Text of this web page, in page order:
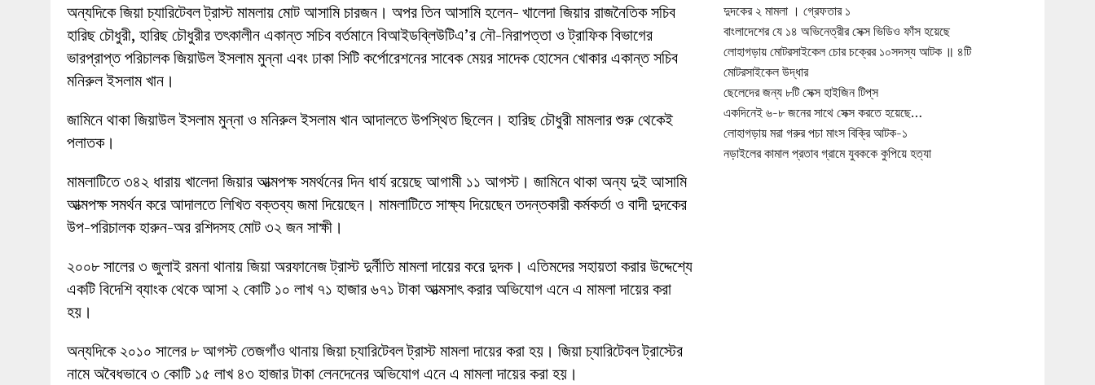
অন্যদিকে জিয়া চ্যারিটেবল ট্রাস্ট মামলায় মোট আসামি চারজন। অপর তিন আসামি হলেন- খালেদা জিয়ার রাজনৈতিক সচিব
হারিছ চৌধুরী, হারিছ চৌধুরীর তৎকালীন একান্ত সচিব বর্তমানে বিআইডব্লিউটিএ’র নৌ-নিরাপত্তা ও ট্রাফিক বিভাগের
ভারপ্রাপ্ত পরিচালক জিয়াউল ইসলাম মুন্না এবং ঢাকা সিটি কর্পোরেশনের সাবেক মেয়র সাদেক হোসেন খোকার একান্ত সচিব
মনিরুল ইসলাম খান।
জামিনে থাকা জিয়াউল ইসলাম মুন্না ও মনিরুল ইসলাম খান আদালতে উপস্থিত ছিলেন। হারিছ চৌধুরী মামলার শুরু থেকেই
পলাতক।
মামলাটিতে ৩৪২ ধারায় খালেদা জিয়ার আত্মপক্ষ সমর্থনের দিন ধার্য রয়েছে আগামী ১১ আগস্ট। জামিনে থাকা অন্য দুই আসামি
আত্মপক্ষ সমর্থন করে আদালতে লিখিত বক্তব্য জমা দিয়েছেন। মামলাটিতে সাক্ষ্য দিয়েছেন তদন্তকারী কর্মকর্তা ও বাদী দুদকের
উপ-পরিচালক হারুন-অর রশিদসহ মোট ৩২ জন সাক্ষী।
২০০৮ সালের ৩ জুলাই রমনা থানায় জিয়া অরফানেজ ট্রাস্ট দুর্নীতি মামলা দায়ের করে দুদক। এতিমদের সহায়তা করার উদ্দেশ্যে
একটি বিদেশি ব্যাংক থেকে আসা ২ কোটি ১০ লাখ ৭১ হাজার ৬৭১ টাকা আত্মসাৎ করার অভিযোগ এনে এ মামলা দায়ের করা
হয়।
অন্যদিকে ২০১০ সালের ৮ আগস্ট তেজগাঁও থানায় জিয়া চ্যারিটেবল ট্রাস্ট মামলা দায়ের করা হয়। জিয়া চ্যারিটেবল ট্রাস্টের
নামে অবৈধভাবে ৩ কোটি ১৫ লাখ ৪৩ হাজার টাকা লেনদেনের অভিযোগ এনে এ মামলা দায়ের করা হয়।
দুদকের ২ মামলা । গ্রেফতার ১
বাংলাদেশের যে ১৪ অভিনেত্রীর সেক্স ভিডিও ফাঁস হয়েছে
লোহাগড়ায় মোটরসাইকেল চোর চক্রের ১০সদস্য আটক ॥ ৪টি
মোটরসাইকেল উদ্ধার
ছেলেদের জন্য ৮টি সেক্স হাইজিন টিপ্‌স
একদিনেই ৬-৮ জনের সাথে সেক্স করতে হয়েছে…
লোহাগড়ায় মরা গরুর পচা মাংস বিক্রি আটক-১
নড়াইলের কামাল প্রতাব গ্রামে যুবককে কুপিয়ে হত্যা